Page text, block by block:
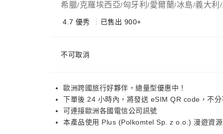
希臘/克羅埃西亞/匈牙利 /愛爾蘭/冰島/義大利 /
4.7 優秀 已售出 900+
不可取消
歐洲跨國旅行好夥伴，總量型優惠中！
下單後 24 小時內，將發送 eSIM QR code，不分
可連接歐洲各國電信公司訊號
本產品使用 Plus (Polkomtel Sp. z o.o.) 漫遊資源